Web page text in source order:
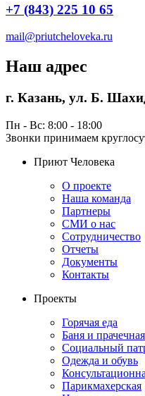
+7 (843) 225 10 65
mail@priutcheloveka.ru
Наш адрес
г. Казань, ул. Б.
Пн - Вс: 8:00 - 18:00
Звонки принимаем
Приют Человека
О проекте
Наша команда
Партнеры
СМИ о нас
Сотрудничество
Отчеты
Документы
Контакты
Проекты
Горячая еда
Баня и прачечная
Социальный
Одежда и обувь
Парикмахерская